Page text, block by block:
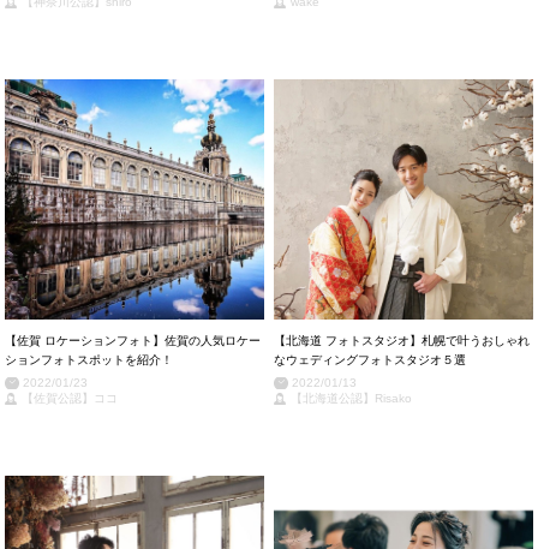
【佐賀 ロケーションフォト】佐賀の人気ロケー
ションフォトスポットを紹介！
2022/01/23
【佐賀公認】ココ
【北海道 フォトスタジオ】札幌で叶うおしゃれ
なウェディングフォトスタジオ５選
2022/01/13
【北海道公認】Risako